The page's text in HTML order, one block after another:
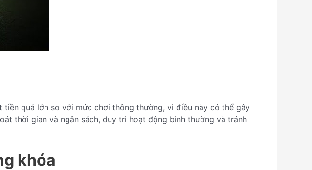
quá lớn so với mức chơi thông thường, vì điều này có thể gây
thời gian và ngân sách, duy trì hoạt động bình thường và tránh
khóa